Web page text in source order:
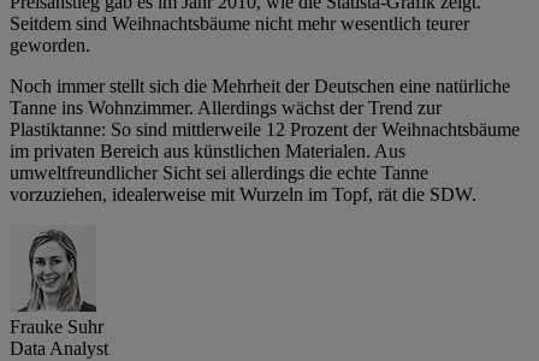
Seitdem sind Weihnachtsbäume nicht mehr wesentlich teurer
geworden.
Noch immer stellt sich die Mehrheit der Deutschen eine natürliche
Tanne ins Wohnzimmer. Allerdings wächst der Trend zur
Plastiktanne: So sind mittlerweile 12 Prozent der Weihnachtsbäume
im privaten Bereich aus künstlichen Materialen. Aus
umweltfreundlicher Sicht sei allerdings die echte Tanne
vorzuziehen, idealerweise mit Wurzeln im Topf, rät die SDW.
Frauke Suhr
Data Analyst